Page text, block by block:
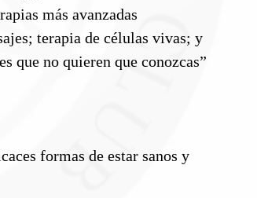
más avanzadas
terapia de células vivas; y
que no quieren que conozcas”
formas de estar sanos y